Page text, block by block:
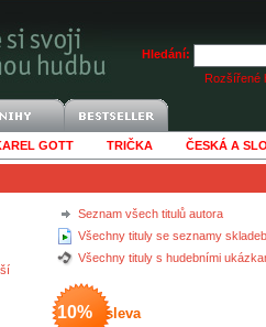
Hledání:
Rozšířené
GOTT TRIČKA ČESKÁ A
Seznam všech titulů autora
Všechny tituly se seznamy skladeb
Všechny tituly s hudebními
10% sleva